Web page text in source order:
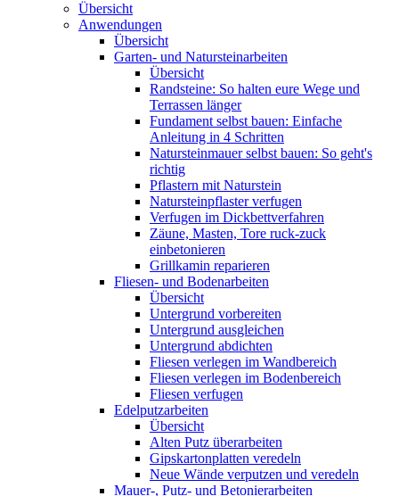
Übersicht
Anwendungen
Übersicht
Garten- und Natursteinarbeiten
Übersicht
Randsteine: So halten eure Wege und
Terrassen länger
Fundament selbst bauen: Einfache
Anleitung in 4 Schritten
Natursteinmauer selbst bauen: So geht's
richtig
Pflastern mit Naturstein
Natursteinpflaster verfugen
Verfugen im Dickbettverfahren
Zäune, Masten, Tore ruck-zuck
einbetonieren
Grillkamin reparieren
Fliesen- und Bodenarbeiten
Übersicht
Untergrund vorbereiten
Untergrund ausgleichen
Untergrund abdichten
Fliesen verlegen im Wandbereich
Fliesen verlegen im Bodenbereich
Fliesen verfugen
Edelputzarbeiten
Übersicht
Alten Putz überarbeiten
Gipskartonplatten veredeln
Neue Wände verputzen und veredeln
Mauer-, Putz- und Betonierarbeiten